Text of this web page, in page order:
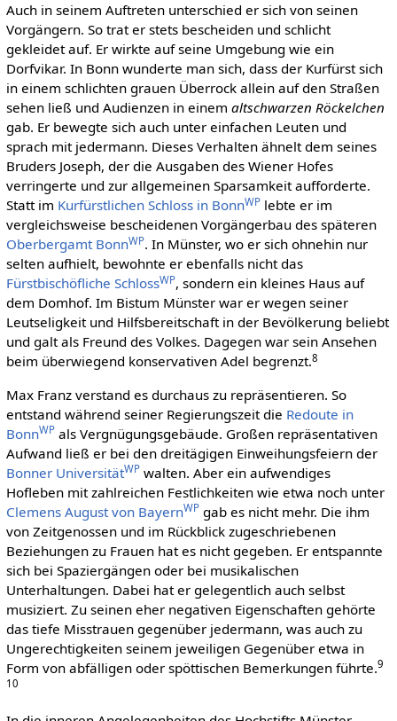
Auch in seinem Auftreten unterschied er sich von seinen
Vorgängern. So trat er stets bescheiden und schlicht
gekleidet auf. Er wirkte auf seine Umgebung wie ein
Dorfvikar. In Bonn wunderte man sich, dass der Kurfürst sich
in einem schlichten grauen Überrock allein auf den Straßen
sehen ließ und Audienzen in einem altschwarzen Röckelchen
gab. Er bewegte sich auch unter einfachen Leuten und
sprach mit jedermann. Dieses Verhalten ähnelt dem seines
Bruders Joseph, der die Ausgaben des Wiener Hofes
verringerte und zur allgemeinen Sparsamkeit aufforderte.
Statt im Kurfürstlichen Schloss in BonnWPlebte er im
vergleichsweise bescheidenen Vorgängerbau des späteren
Oberbergamt BonnWP. In Münster, wo er sich ohnehin nur
selten aufhielt, bewohnte er ebenfalls nicht das
Fürstbischöfliche SchlossWP, sondern ein kleines Haus auf
dem Domhof. Im Bistum Münster war er wegen seiner
Leutseligkeit und Hilfsbereitschaft in der Bevölkerung beliebt
und galt als Freund des Volkes. Dagegen war sein Ansehen
beim überwiegend konservativen Adel begrenzt.8
Max Franz verstand es durchaus zu repräsentieren. So
entstand während seiner Regierungszeit die Redoute in
BonnWPals Vergnügungsgebäude. Großen repräsentativen
Aufwand ließ er bei den dreitägigen Einweihungsfeiern der
Bonner UniversitätWPwalten. Aber ein aufwendiges
Hofleben mit zahlreichen Festlichkeiten wie etwa noch unter
Clemens August von BayernWPgab es nicht mehr. Die ihm
von Zeitgenossen und im Rückblick zugeschriebenen
Beziehungen zu Frauen hat es nicht gegeben. Er entspannte
sich bei Spaziergängen oder bei musikalischen
Unterhaltungen. Dabei hat er gelegentlich auch selbst
musiziert. Zu seinen eher negativen Eigenschaften gehörte
das tiefe Misstrauen gegenüber jedermann, was auch zu
Ungerechtigkeiten seinem jeweiligen Gegenüber etwa in
Form von abfälligen oder spöttischen Bemerkungen führte.9
10